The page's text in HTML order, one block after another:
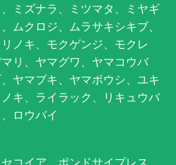
ミズナラ、ミツマタ、ミヤギ
ムクロジ、ムラサキシキブ、
ノキ、モクゲンジ、モクレ
リ、ヤマグワ、ヤマコウバ
ヤマブキ、ヤマボウシ、ユキ
キ、ライラック、リキュウバ
ロウバイ